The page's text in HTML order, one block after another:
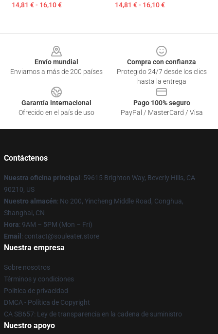
14,81 € - 16,10 € 14,81 € - 16,10 €
Envío mundial
Enviamos a más de 200 países
Compra con confianza
Protegido 24/7 desde los clics
hasta la entrega
Garantía internacional
Ofrecido en el país de uso
Pago 100% seguro
PayPal / MasterCard / Visa
Contáctenos
Nuestra oficina principal : 59615 Brighton Way, Beverly Hills, CA
90210, US
Nuestro almacén: No 200, Yincheng Middle Road, Conghua,
Shanghai, CN
Hora: 9AM – 5PM (Mon – Fri)
Email : contact@souleater.store
Nuestra empresa
Sobre nosotros
Términos y condiciones
Política de privacidad
DMCA - Política de Copyright
CA SB657: Ley de transparencia en la cadena de suministro
Nuestro apoyo